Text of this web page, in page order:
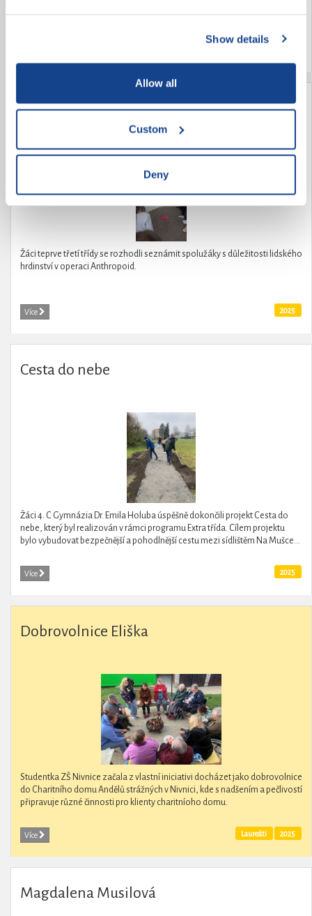
Show details
Allow all
Custom
Deny
Seznámení s hrdinstvím Anthropoid
Žáci teprve třetí třídy se rozhodli seznámit spolužáky s důležitosti lidského
hrdinství v operaci Anthropoid.
Více 2025
Cesta do nebe
Žáci 4. C Gymnázia Dr. Emila Holuba úspěšně dokončili projekt Cesta do
nebe, který byl realizován v rámci programu Extra třída. Cílem projektu
bylo vybudovat bezpečnější a pohodlnější cestu mezi sídlištěm Na Mušce...
Více 2025
Dobrovolnice Eliška
Studentka ZŠ Nivnice začala z vlastní iniciativi docházet jako dobrovolnice
do Charitního domu Andělů strážných v Nivnici, kde s nadšením a pečlivostí
připravuje různé činnosti pro klienty charitníoho domu.
Více 2025
Laureáti
Magdalena Musilová